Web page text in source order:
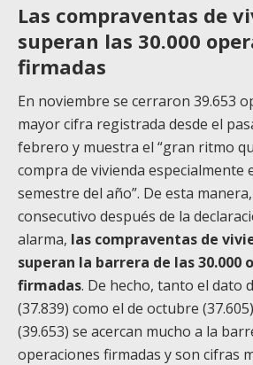
Las compraventas de
superan las 30.000
firmadas
En noviembre se cerraron 39.653
mayor cifra registrada desde el
febrero y muestra el “gran ritmo
compra de vivienda especialmente
semestre del año”. De esta
consecutivo después de la
alarma, las compraventas de
superan la barrera de las 30.000
firmadas. De hecho, tanto el dato
(37.839) como el de octubre
(39.653) se acercan mucho a la
operaciones firmadas y son cifras